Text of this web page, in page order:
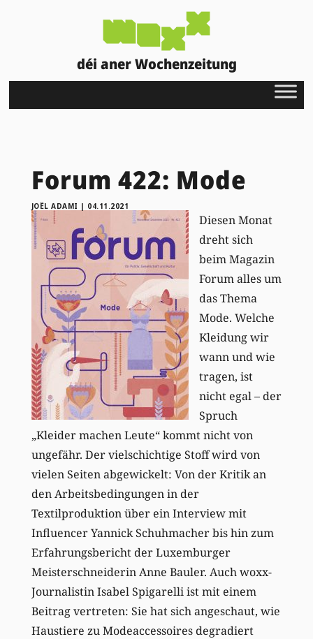
déi aner Wochenzeitung
Forum 422: Mode
JOËL ADAMI | 04.11.2021
Diesen Monat
dreht sich
beim Magazin
Forum alles um
das Thema
Mode. Welche
Kleidung wir
wann und wie
tragen, ist
nicht egal – der
Spruch
„Kleider machen Leute“ kommt nicht von
ungefähr. Der vielschichtige Stoff wird von
vielen Seiten abgewickelt: Von der Kritik an
den Arbeitsbedingungen in der
Textilproduktion über ein Interview mit
Influencer Yannick Schuhmacher bis hin zum
Erfahrungsbericht der Luxemburger
Meisterschneiderin Anne Bauler. Auch woxx-
Journalistin Isabel Spigarelli ist mit einem
Beitrag vertreten: Sie hat sich angeschaut, wie
Haustiere zu Modeaccessoires degradiert